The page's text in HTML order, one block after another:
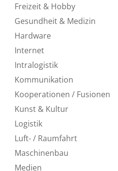
Freizeit & Hobby
Gesundheit & Medizin
Hardware
Internet
Intralogistik
Kommunikation
Kooperationen / Fusionen
Kunst & Kultur
Logistik
Luft- / Raumfahrt
Maschinenbau
Medien